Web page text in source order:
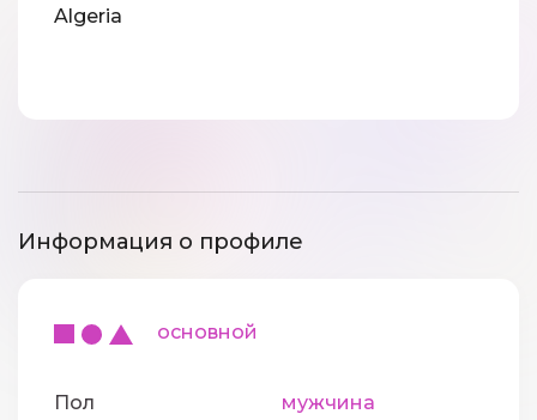
Algeria
Информация о профиле
основной
Пол
мужчина